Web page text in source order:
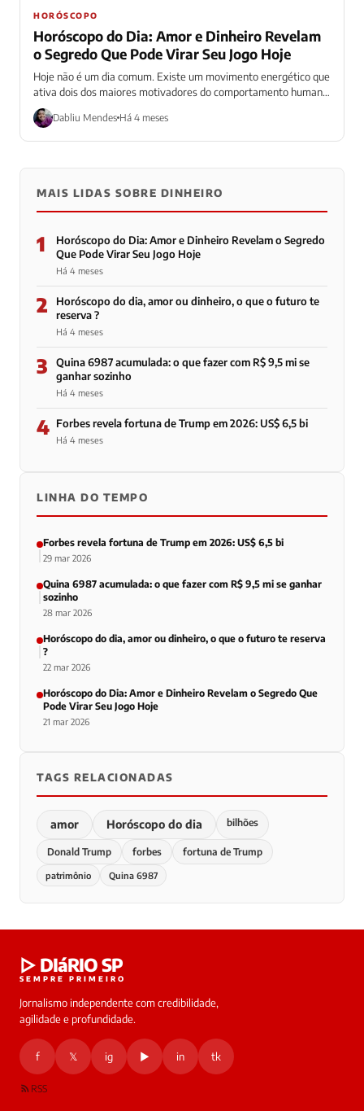
HORÓSCOPO
Horóscopo do Dia: Amor e Dinheiro Revelam
o Segredo Que Pode Virar Seu Jogo Hoje
Hoje não é um dia comum. Existe um movimento energético que
ativa dois dos maiores motivadores do comportamento humano:
amor e dinheiro....
Dabliu Mendes Há 4 meses
MAIS LIDAS SOBRE DINHEIRO
1
Horóscopo do Dia: Amor e Dinheiro Revelam o Segredo
Que Pode Virar Seu Jogo Hoje
Há 4 meses
2
Horóscopo do dia, amor ou dinheiro, o que o futuro te
reserva ?
Há 4 meses
3
Quina 6987 acumulada: o que fazer com R$ 9,5 mi se
ganhar sozinho
Há 4 meses
4 Forbes revela fortuna de Trump em 2026: US$ 6,5 bi
Há 4 meses
LINHA DO TEMPO
Forbes revela fortuna de Trump em 2026: US$ 6,5 bi
29 mar 2026
Quina 6987 acumulada: o que fazer com R$ 9,5 mi se ganhar
sozinho
28 mar 2026
Horóscopo do dia, amor ou dinheiro, o que o futuro te reserva
?
22 mar 2026
Horóscopo do Dia: Amor e Dinheiro Revelam o Segredo Que
Pode Virar Seu Jogo Hoje
21 mar 2026
TAGS RELACIONADAS
amor Horóscopo do dia bilhões
Donald Trump forbes fortuna de Trump
patrimônio Quina 6987
▷ DIáRIO SP
SEMPRE PRIMEIRO
Jornalismo independente com credibilidade,
agilidade e profundidade.
f 𝕏 ig ▶ in tk
RSS